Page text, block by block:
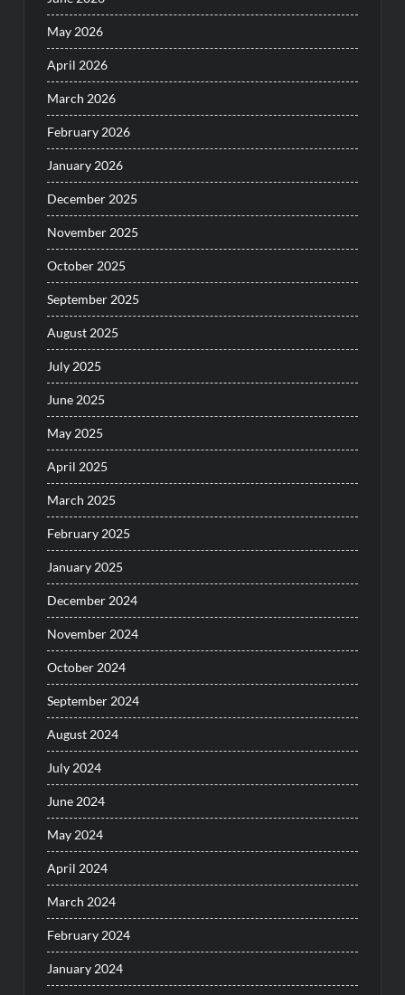
May 2026
April 2026
March 2026
February 2026
January 2026
December 2025
November 2025
October 2025
September 2025
August 2025
July 2025
June 2025
May 2025
April 2025
March 2025
February 2025
January 2025
December 2024
November 2024
October 2024
September 2024
August 2024
July 2024
June 2024
May 2024
April 2024
March 2024
February 2024
January 2024